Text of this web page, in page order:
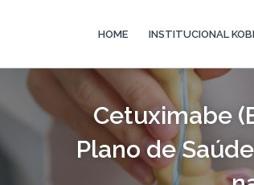
HOME INSTITUCIONAL KOBI
Cetuximabe
Plano de